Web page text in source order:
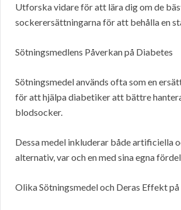
Utforska vidare för att lära dig om de
sockerersättningarna för att behålla en
Sötningsmedlens Påverkan på Diabetes
Sötningsmedel används ofta som en
för att hjälpa diabetiker att bättre
blodsocker.
Dessa medel inkluderar både artificiella
alternativ, var och en med sina egna
Olika Sötningsmedel och Deras Effekt